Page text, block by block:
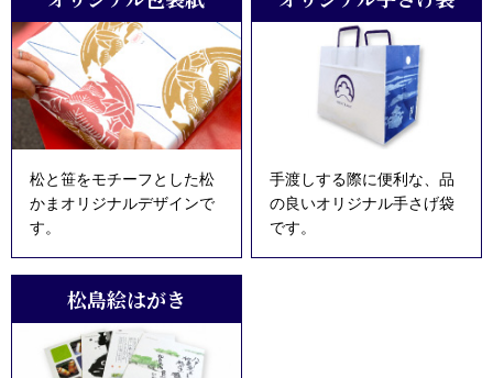
松と笹をモチーフとした松
かまオリジナルデザインで
す。
手渡しする際に便利な、品
の良いオリジナル手さげ袋
です。
松島絵はがき